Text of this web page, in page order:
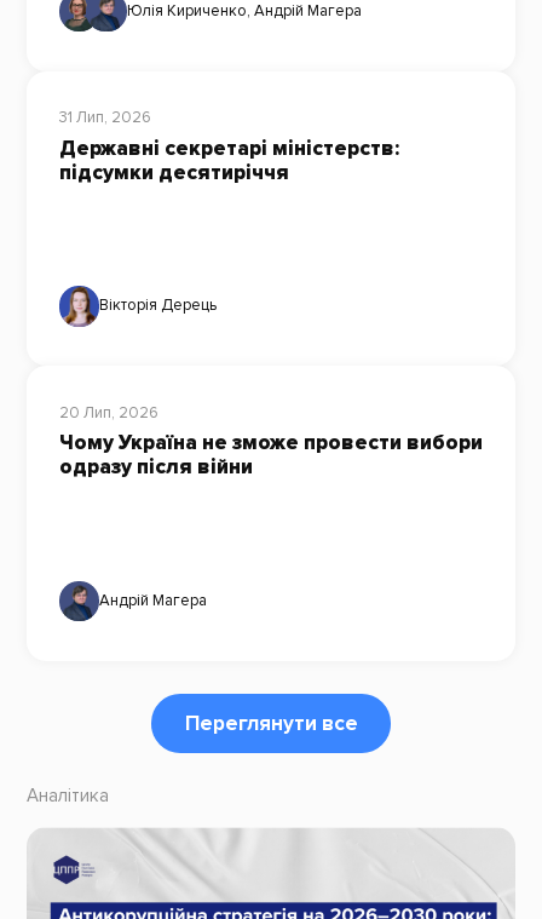
Юлія Кириченко, Андрій Магера
31 Лип, 2026
Державні секретарі міністерств:
підсумки десятиріччя
Вікторія Дерець
20 Лип, 2026
Чому Україна не зможе провести вибори
одразу після війни
Андрій Магера
Переглянути все
Аналітика